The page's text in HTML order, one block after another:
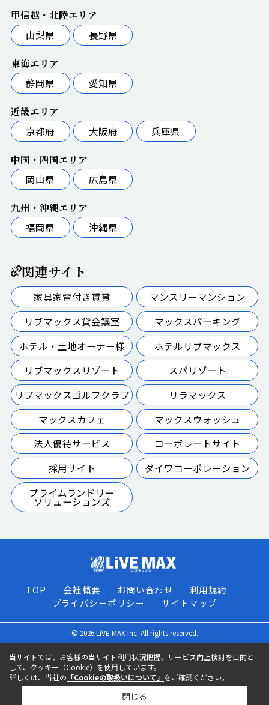
2025-09-10
平素より、リブマックス賃貸のホームページをご利
用いただき誠に有り難うございます。
9/10（水）にリブマックス京都駅前店がオープンい
たしました。
京都駅前店
〒600-8146
京都府京都市下京区東洞院通七条東入材木町499 京
都駅前第7ビル4F
【TEL】075-748-1840 【FAX】075-748-1841
東海道本線 京都駅 徒歩5分
甲信越・北陸エリア
山梨県
長野県
東海エリア
静岡県
愛知県
近畿エリア
京都府
大阪府 兵庫県
中国・四国エリア
岡山県
広島県
九州・沖縄エリア
福岡県
沖縄県
関連サイト
家具家電付き賃貸
マンスリーマンション
リブマックス貸会議室
マックスパーキング
ホテル・土地オーナー様
ホテルリブマックス
リブマックスリゾート
スパリゾート
リブマックスゴルフクラブ
リラマックス
マックスカフェ
マックスウォッシュ
法人優待サービス
コーポレートサイト
採用サイト
ダイワコーポレーション
プライムランドリー
ソリューションズ
TOP 会社概要 お問い合わせ
利用規約
プライバシーポリシー
サイトマップ
© 2026 LiVE MAX Inc. All rights reserved.
当サイトでは、お客様の当サイト利用状況把握、サービス向上検討を目的と
して、クッキー（Cookie）を使用しています。
詳しくは、当社の 「Cookieの取扱いについて」 をご確認ください。
閉じる